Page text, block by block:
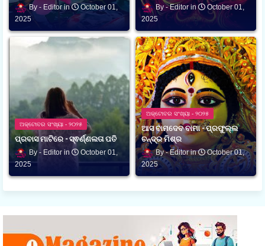
Editor
October 01,
2025
Editor
October 01,
2025
ଅକ୍ଟୋବର ସଂଖ୍ୟା - ୨୦୨୫
ପ୍ରବାସ ମାଟିରେ - ସ୍ଵର୍ଣ୍ଣଲତା ପତି
Editor
October 01,
2025
ଅକ୍ଟୋବର ସଂଖ୍ୟା - ୨୦୨୫
ଆସ ବାମଦେବ ବାମା - ପ୍ରଫୁଲ୍ଲ
ଚନ୍ଦ୍ର ମିଶ୍ର
Editor
October 01,
2025